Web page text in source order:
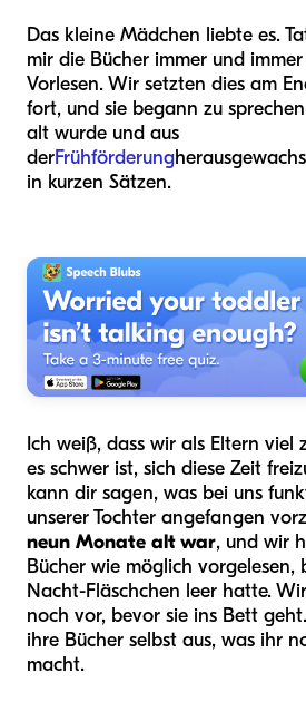
Das kleine Mädchen liebte es.
mir die Bücher immer und
Vorlesen. Wir setzten dies am
fort, und sie begann zu
alt wurde und aus
derFrühförderung
in kurzen Sätzen.
Ich weiß, dass wir als Eltern viel
es schwer ist, sich diese Zeit
kann dir sagen, was bei uns
unserer Tochter angefangen
neun Monate alt war, und wir
Bücher wie möglich vorgelesen,
Nacht-Fläschchen leer hatte.
noch vor, bevor sie ins Bett
ihre Bücher selbst aus, was ihr
macht.